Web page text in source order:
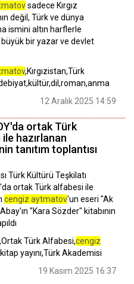
sadece Kırgız
değil, Türk ve dünya
ismini altın harflerle
büyük bir yazar ve devlet
,Kırgızistan,Türk
12 Aralık 2025 14:59
ortak Türk
hazırlanan
tanıtım toplantısı
Türk Kültürü Teşkilatı
ortak Türk alfabesi ile
cengiz aytmatov'un eseri "Ak
"Kara Sözder" kitabının
Türk Alfabesi,cengiz
yayını,Türk Akademisi
19 Kasım 2025 16:37